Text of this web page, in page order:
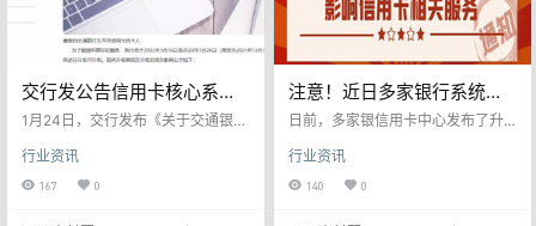
交行发公告信用卡核心系统
升级！变化及影响
1月24日，交行发布《关于交通银行
告》，公告表示2022年3月16日至2
022年3月26日对交行信用卡核心系
行业资讯
167 0
注意！近日多家银行系统升
级影响信用卡相关服务
日前，多家银信用卡中心发布了升
期间或影响pos资金到账时间和信用
卡业务，请各相关机构提前告知客
行业资讯
140 0